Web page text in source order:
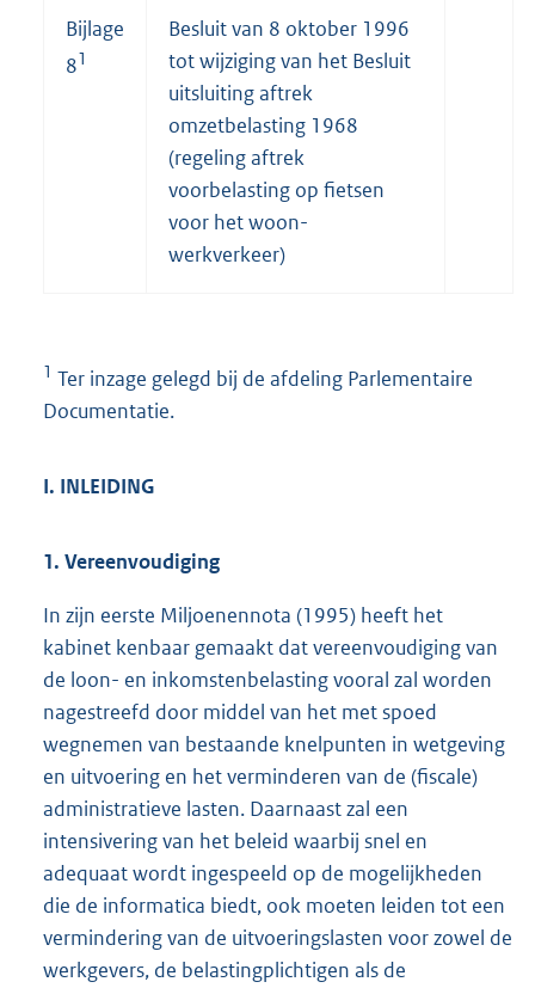
Bijlage
81
Besluit van 8 oktober 1996
tot wijziging van het Besluit
uitsluiting aftrek
omzetbelasting 1968
(regeling aftrek
voorbelasting op fietsen
voor het woon-
werkverkeer)
1 Ter inzage gelegd bij de afdeling Parlementaire
Documentatie.
I. INLEIDING
1. Vereenvoudiging
In zijn eerste Miljoenennota (1995) heeft het
kabinet kenbaar gemaakt dat vereenvoudiging van
de loon- en inkomstenbelasting vooral zal worden
nagestreefd door middel van het met spoed
wegnemen van bestaande knelpunten in wetgeving
en uitvoering en het verminderen van de (fiscale)
administratieve lasten. Daarnaast zal een
intensivering van het beleid waarbij snel en
adequaat wordt ingespeeld op de mogelijkheden
die de informatica biedt, ook moeten leiden tot een
vermindering van de uitvoeringslasten voor zowel de
werkgevers, de belastingplichtigen als de